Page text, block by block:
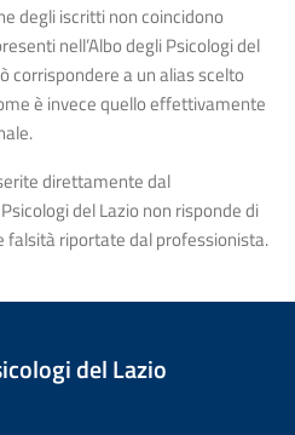
degli iscritti non coincidono
nell’Albo degli Psicologi del
corrispondere a un alias scelto
è invece quello effettivamente
direttamente dal
del Lazio non risponde di
falsità riportate dal professionista.
del Lazio